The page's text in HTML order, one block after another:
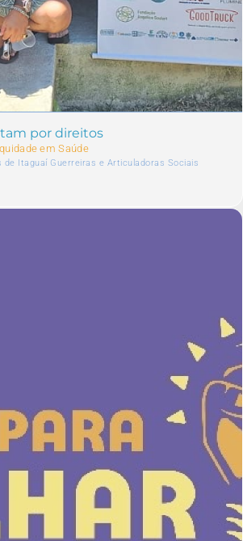
por direitos
em Saúde
de Itaguaí Guerreiras e Articuladoras Sociais